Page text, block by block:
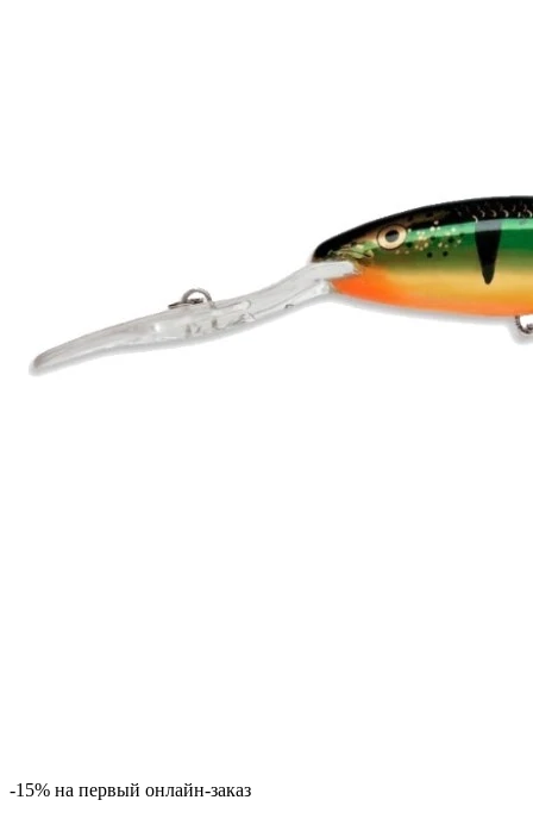
-15% на первый онлайн-заказ